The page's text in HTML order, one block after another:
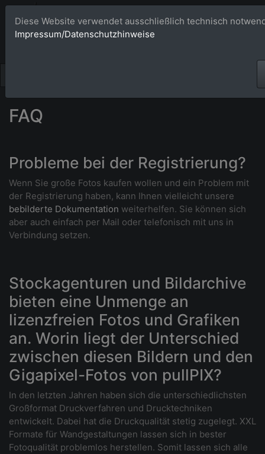
Bildagentur
FAQ
Probleme bei der Registrierung?
Wenn Sie große Fotos kaufen wollen und ein Problem mit
der Registrierung haben, kann Ihnen vielleicht unsere
bebilderte Dokumentation weiterhelfen. Sie können sich
aber auch einfach per Mail oder telefonisch mit uns in
Verbindung setzen.
Stockagenturen und Bildarchive
bieten eine Unmenge an
lizenzfreien Fotos und Grafiken
an. Worin liegt der Unterschied
zwischen diesen Bildern und den
Gigapixel-Fotos von pullPIX?
In den letzten Jahren haben sich die unterschiedlichsten
Großformat Druckverfahren und Drucktechniken
entwickelt. Dabei hat die Druckqualität stetig zugelegt. XXL
Formate für Wandgestaltungen lassen sich in bester
Fotoqualität problemlos herstellen. Somit lassen sich alle
Diese Website verwendet ausschließlich technisch
Impressum/Datenschutzhinweise